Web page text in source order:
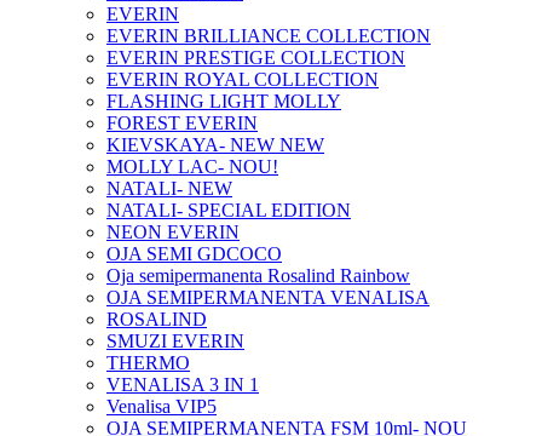
EVERIN
EVERIN BRILLIANCE COLLECTION
EVERIN PRESTIGE COLLECTION
EVERIN ROYAL COLLECTION
FLASHING LIGHT MOLLY
FOREST EVERIN
KIEVSKAYA- NEW NEW
MOLLY LAC- NOU!
NATALI- NEW
NATALI- SPECIAL EDITION
NEON EVERIN
OJA SEMI GDCOCO
Oja semipermanenta Rosalind Rainbow
OJA SEMIPERMANENTA VENALISA
ROSALIND
SMUZI EVERIN
THERMO
VENALISA 3 IN 1
Venalisa VIP5
OJA SEMIPERMANENTA FSM 10ml- NOU